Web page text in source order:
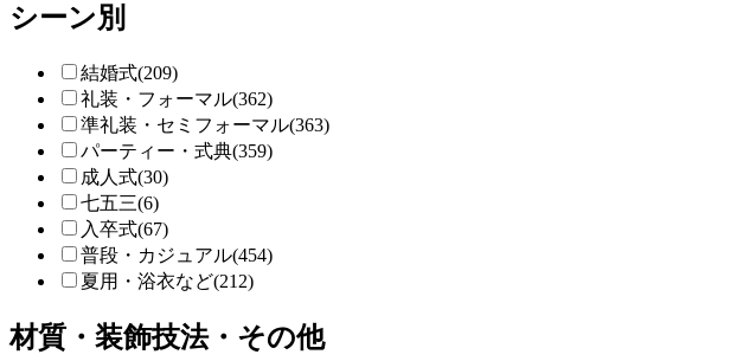
シーン別
結婚式(209)
礼装・フォーマル(362)
準礼装・セミフォーマル(363)
パーティー・式典(359)
成人式(30)
七五三(6)
入卒式(67)
普段・カジュアル(454)
夏用・浴衣など(212)
材質・装飾技法・その他